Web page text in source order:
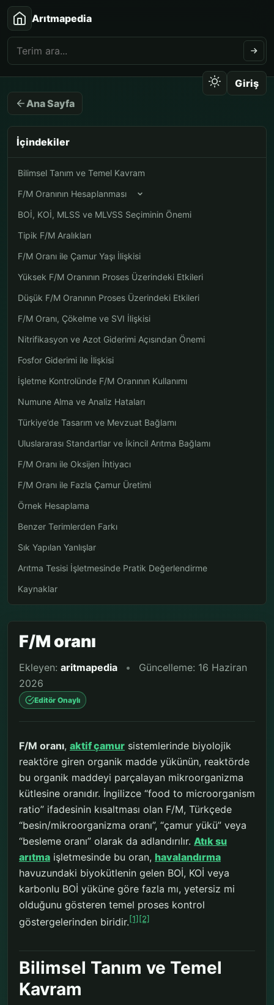
Arıtmapedia
Giriş
Ana Sayfa
İçindekiler
Bilimsel Tanım ve Temel Kavram
F/M Oranının Hesaplanması
BOİ, KOİ, MLSS ve MLVSS Seçiminin Önemi
Tipik F/M Aralıkları
F/M Oranı ile Çamur Yaşı İlişkisi
Yüksek F/M Oranının Proses Üzerindeki Etkileri
Düşük F/M Oranının Proses Üzerindeki Etkileri
F/M Oranı, Çökelme ve SVI İlişkisi
Nitrifikasyon ve Azot Giderimi Açısından Önemi
Fosfor Giderimi ile İlişkisi
İşletme Kontrolünde F/M Oranının Kullanımı
Numune Alma ve Analiz Hataları
Türkiye’de Tasarım ve Mevzuat Bağlamı
Uluslararası Standartlar ve İkincil Arıtma Bağlamı
F/M Oranı ile Oksijen İhtiyacı
F/M Oranı ile Fazla Çamur Üretimi
Örnek Hesaplama
Benzer Terimlerden Farkı
Sık Yapılan Yanlışlar
Arıtma Tesisi İşletmesinde Pratik Değerlendirme
Kaynaklar
F/M oranı
Ekleyen: aritmapedia •
Güncelleme: 16 Haziran
2026
Editör Onaylı
F/M oranı, aktif çamur sistemlerinde biyolojik
reaktöre giren organik madde yükünün, reaktörde
bu organik maddeyi parçalayan mikroorganizma
kütlesine oranıdır. İngilizce “food to microorganism
ratio” ifadesinin kısaltması olan F/M, Türkçede
“besin/mikroorganizma oranı”, “çamur yükü” veya
“besleme oranı” olarak da adlandırılır. Atık su
arıtma işletmesinde bu oran, havalandırma
havuzundaki biyokütlenin gelen BOİ, KOİ veya
karbonlu BOİ yüküne göre fazla mı, yetersiz mi
olduğunu gösteren temel proses kontrol
göstergelerinden biridir.[1] [2]
Bilimsel Tanım ve Temel
Kavram